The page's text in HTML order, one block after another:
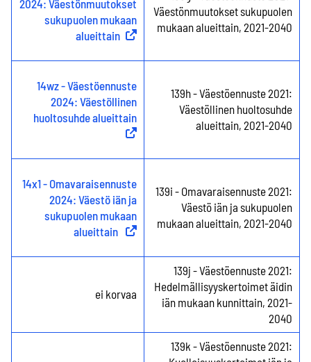
2024: Väestönmuutokset
sukupuolen mukaan
alueittain Ulkoinen linkki)
Väestönmuutokset sukupuolen
mukaan alueittain, 2021-2040
14wz - Väestöennuste
2024: Väestöllinen
huoltosuhde alueittain
Ulkoinen linkki)
139h - Väestöennuste 2021:
Väestöllinen huoltosuhde
alueittain, 2021-2040
14x1 - Omavaraisennuste
2024: Väestö iän ja
sukupuolen mukaan
alueittain Ulkoinen linkki)
139i - Omavaraisennuste 2021:
Väestö iän ja sukupuolen
mukaan alueittain, 2021-2040
ei korvaa
139j - Väestöennuste 2021:
Hedelmällisyyskertoimet äidin
iän mukaan kunnittain, 2021-
2040
139k - Väestöennuste 2021: